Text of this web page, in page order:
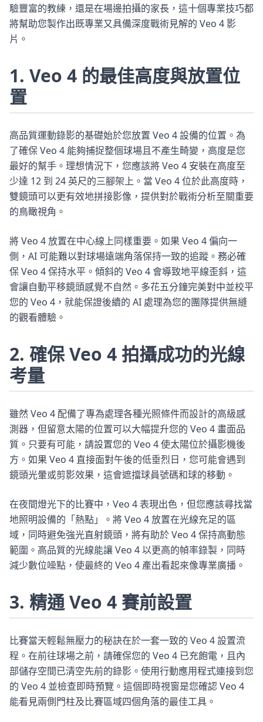
驗豐富的教練，還是在場邊拍攝的家長，這十個專業技巧都
將幫助您製作出既專業又具備深度戰術見解的 Veo 4 影
片。
1. Veo 4 的最佳高度與放置位
置
高品質運動錄影的基礎始於您放置 Veo 4 設備的位置。為
了確保 Veo 4 能夠捕捉整個球場且不產生畸變，高度是您
最好的幫手。理想情況下，您應該將 Veo 4 安裝在高度至
少達 12 到 24 英尺的三腳架上。當 Veo 4 位於此高度時，
雙鏡頭可以更有效地拼接影像，提供對於戰術分析至關重要
的鳥瞰視角。
將 Veo 4 放置在中心線上同樣重要。如果 Veo 4 偏向一
側，AI 可能難以對球場遠端角落保持一致的追蹤。務必確
保 Veo 4 保持水平。傾斜的 Veo 4 會導致地平線歪斜，這
會讓自動平移鏡頭感覺不自然。多花五分鐘完美對中並校平
您的 Veo 4，就能保證後續的 AI 處理為您的團隊提供無縫
的觀看體驗。
2. 確保 Veo 4 拍攝成功的光線
考量
雖然 Veo 4 配備了專為處理各種光照條件而設計的高級感
測器，但留意太陽的位置可以大幅提升您的 Veo 4 畫面品
質。只要有可能，請設置您的 Veo 4 使太陽位於攝影機後
方。如果 Veo 4 直接面對午後的低垂烈日，您可能會遇到
鏡頭光暈或剪影效果，這會遮擋球員號碼和球的移動。
在夜間燈光下的比賽中，Veo 4 表現出色，但您應該尋找當
地照明設備的「熱點」。將 Veo 4 放置在光線充足的區
域，同時避免強光直射鏡頭，將有助於 Veo 4 保持高動態
範圍。高品質的光線能讓 Veo 4 以更高的幀率錄製，同時
減少數位噪點，使最終的 Veo 4 產出看起來像專業廣播。
3. 精通 Veo 4 賽前設置
比賽當天輕鬆無壓力的秘訣在於一套一致的 Veo 4 設置流
程。在前往球場之前，請確保您的 Veo 4 已充飽電，且內
部儲存空間已清空先前的錄影。使用行動應用程式連接到您
的 Veo 4 並檢查即時預覽。這個即時視窗是您確認 Veo 4
能看見兩側門柱及比賽區域四個角落的最佳工具。